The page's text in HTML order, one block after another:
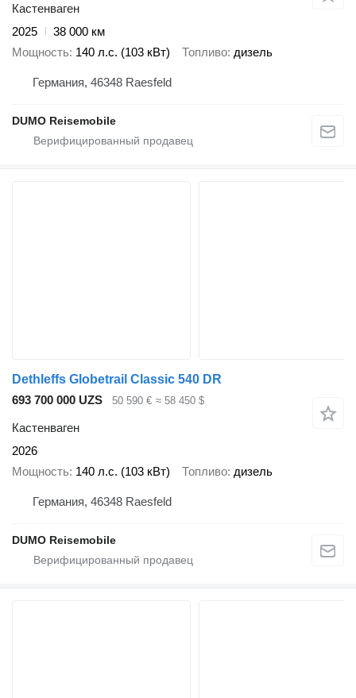
Кастенваген
2025
38 000 км
Мощность 140 л.с. (103 кВт) Топливо дизель
Германия, 46348 Raesfeld
DUMO Reisemobile
Dethleffs Globetrail Classic 540 DR
693 700 000 UZS
50 590 € ≈ 58 450 $
Кастенваген
2026
Мощность 140 л.с. (103 кВт) Топливо дизель
Германия, 46348 Raesfeld
DUMO Reisemobile